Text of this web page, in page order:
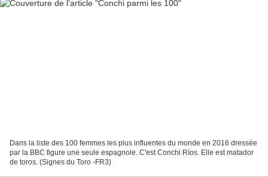
Dans la liste des 100 femmes les plus influentes du monde en 2016 dressée
par la BBC figure une seule espagnole. C'est Conchi Ríos. Elle est matador
de toros. (Signes du Toro -FR3)